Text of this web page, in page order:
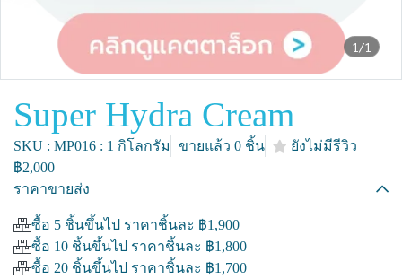
1/1
Super Hydra Cream
SKU : MP016 : 1 กิโลกรัม ขายแล้ว 0 ชิ้น
ยังไม่มีรีวิว
฿2,000
ราคาขายส่ง
ซื้อ 5 ชิ้นขึ้นไป ราคาชิ้นละ ฿1,900
ซื้อ 10 ชิ้นขึ้นไป ราคาชิ้นละ ฿1,800
ซื้อ 20 ชิ้นขึ้นไป ราคาชิ้นละ ฿1,700